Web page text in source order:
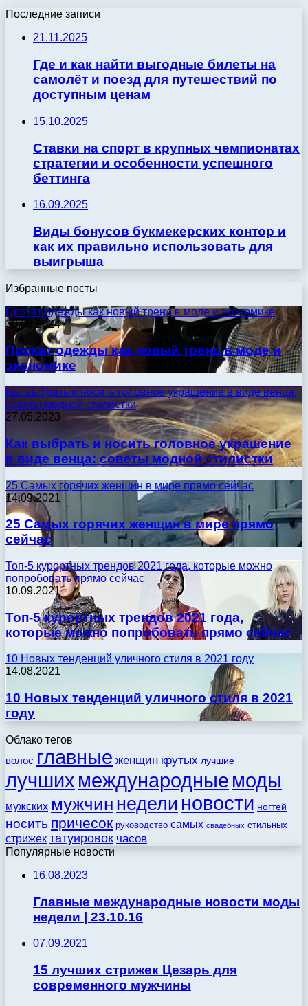
Последние записи
21.11.2025
Где и как найти выгодные билеты на
самолёт и поезд для путешествий по
доступным ценам
15.10.2025
Ставки на спорт в крупных чемпионатах
стратегии и особенности успешного
беттинга
16.09.2025
Виды бонусов букмекерских контор и
как их правильно использовать для
выигрыша
Избранные посты
Прокат одежды как новый тренд в моде и экономике
30.09.2024
Прокат одежды как новый тренд в моде и
экономике
Как выбрать и носить головное украшение в виде венца:
советы модной стилистки
27.05.2023
Как выбрать и носить головное украшение
в виде венца: советы модной стилистки
25 Самых горячих женщин в мире прямо сейчас
14.09.2021
25 Самых горячих женщин в мире прямо
сейчас
Топ-5 курортных трендов 2021 года, которые можно
попробовать прямо сейчас
10.09.2021
Топ-5 курортных трендов 2021 года,
которые можно попробовать прямо сейчас
10 Новых тенденций уличного стиля в 2021 году
14.08.2021
10 Новых тенденций уличного стиля в 2021
году
Облако тегов
волос главные женщин крутых лучшие
лучших международные моды
мужских мужчин недели новости ногтей
носить причесок руководство самых свадебных стильных
стрижек татуировок часов
Популярные новости
16.08.2023
Главные международные новости моды
недели | 23.10.16
07.09.2021
15 лучших стрижек Цезарь для
современного мужчины